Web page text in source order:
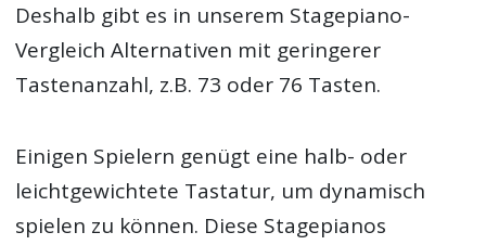
Deshalb gibt es in unserem Stagepiano-
Vergleich Alternativen mit geringerer
Tastenanzahl, z.B. 73 oder 76 Tasten.
Einigen Spielern genügt eine halb- oder
leichtgewichtete Tastatur, um dynamisch
spielen zu können. Diese Stagepianos